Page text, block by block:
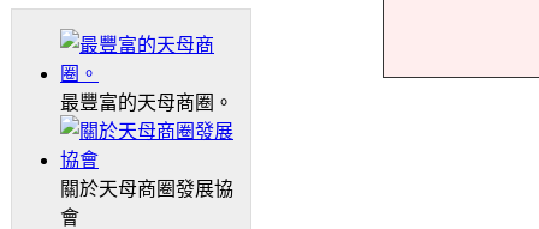
最豐富的天母商圈。
關於天母商圈發展協
會